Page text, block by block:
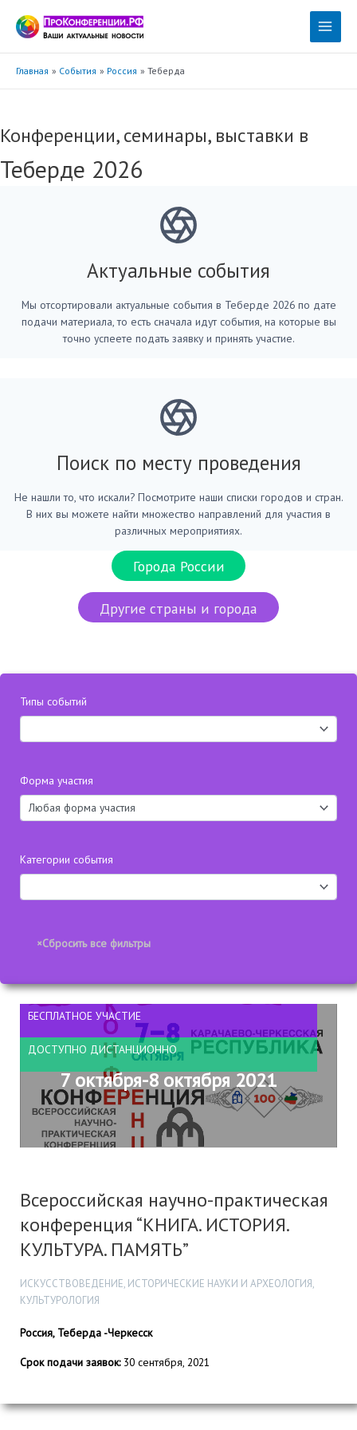
содержимому
Main
Главная События Россия Теберда
Конференции, семинары, выставки в
Теберде 2026
Актуальные события
Мы отсортировали актуальные события в Теберде 2026 по дате
подачи материала, то есть сначала идут события, на которые вы
точно успеете подать заявку и принять участие.
Поиск по месту проведения
Не нашли то, что искали? Посмотрите наши списки городов и стран.
В них вы можете найти множество направлений для участия в
различных мероприятиях.
Города России
Другие страны и города
Типы событий
Форма участия
Категории события
БЕСПЛАТНОЕ УЧАСТИЕ
ДОСТУПНО ДИСТАНЦИОННО
7 октября-8 октября 2021
Всероссийская научно-практическая
конференция “КНИГА. ИСТОРИЯ.
КУЛЬТУРА. ПАМЯТЬ”
ИСКУССТВОВЕДЕНИЕ, ИСТОРИЧЕСКИЕ НАУКИ И АРХЕОЛОГИЯ,
КУЛЬТУРОЛОГИЯ
Россия, Теберда -Черкесск
Срок подачи заявок:30 сентября, 2021